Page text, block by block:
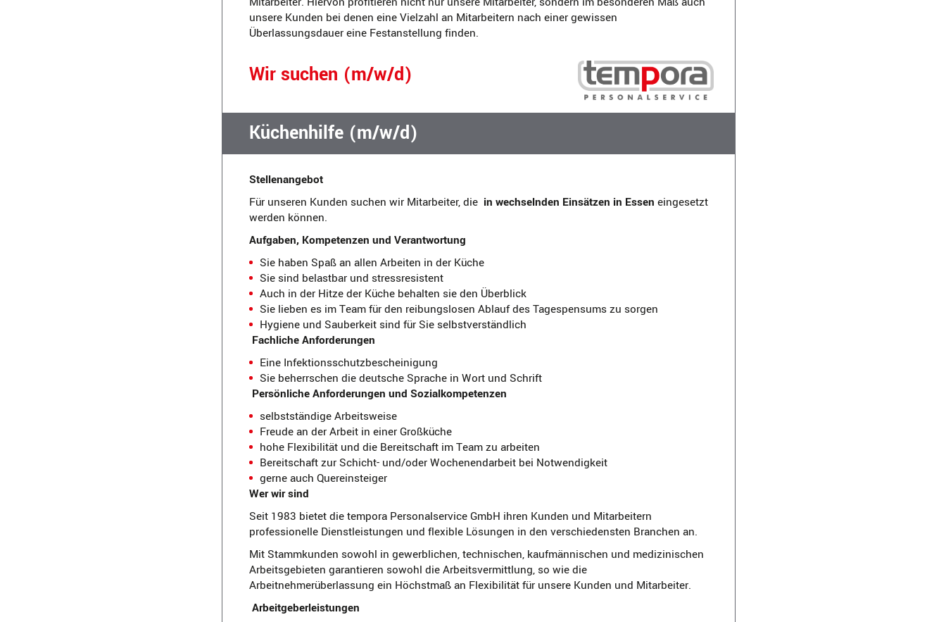
unsere Kunden bei denen eine Vielzahl an Mitarbeitern nach einer gewissen
Überlassungsdauer eine Festanstellung finden.
Wir suchen (m/w/d)
Küchenhilfe (m/w/d)
Stellenangebot
Für unseren Kunden suchen wir Mitarbeiter, die in wechselnden Einsätzen in Essen eingesetzt
werden können.
Aufgaben, Kompetenzen und Verantwortung
Sie haben Spaß an allen Arbeiten in der Küche
Sie sind belastbar und stressresistent
Auch in der Hitze der Küche behalten sie den Überblick
Sie lieben es im Team für den reibungslosen Ablauf des Tagespensums zu sorgen
Hygiene und Sauberkeit sind für Sie selbstverständlich
Fachliche Anforderungen
Eine Infektionsschutzbescheinigung
Sie beherrschen die deutsche Sprache in Wort und Schrift
Persönliche Anforderungen und Sozialkompetenzen
selbstständige Arbeitsweise
Freude an der Arbeit in einer Großküche
hohe Flexibilität und die Bereitschaft im Team zu arbeiten
Bereitschaft zur Schicht- und/oder Wochenendarbeit bei Notwendigkeit
gerne auch Quereinsteiger
Wer wir sind
Seit 1983 bietet die tempora Personalservice GmbH ihren Kunden und Mitarbeitern
professionelle Dienstleistungen und flexible Lösungen in den verschiedensten Branchen an.
Mit Stammkunden sowohl in gewerblichen, technischen, kaufmännischen und medizinischen
Arbeitsgebieten garantieren sowohl die Arbeitsvermittlung, so wie die
Arbeitnehmerüberlassung ein Höchstmaß an Flexibilität für unsere Kunden und Mitarbeiter.
Arbeitgeberleistungen